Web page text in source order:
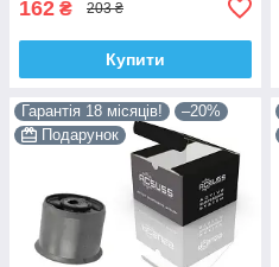
162 ₴ 203 ₴
Купити
Гарантія 18 місяців!
–20%
Подарунок